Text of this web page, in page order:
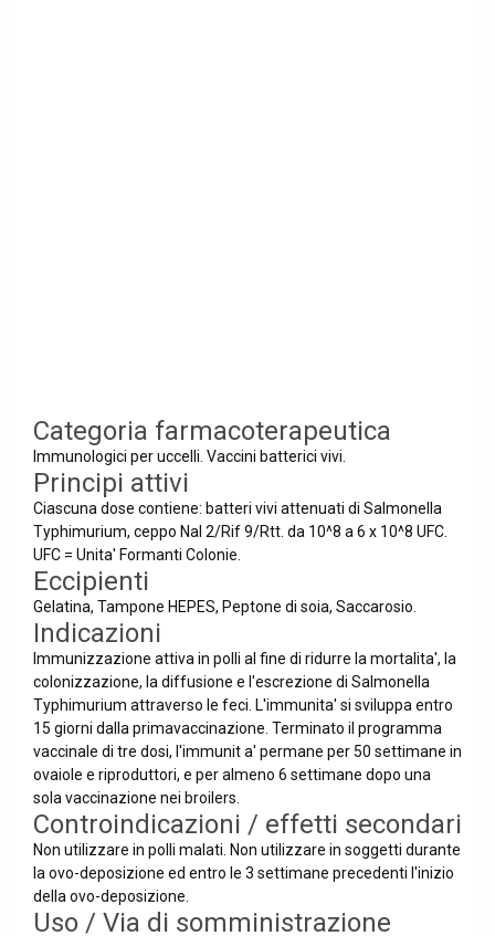
Categoria farmacoterapeutica
Immunologici per uccelli. Vaccini batterici vivi.
Principi attivi
Ciascuna dose contiene: batteri vivi attenuati di Salmonella
Typhimurium, ceppo Nal 2/Rif 9/Rtt. da 10^8 a 6 x 10^8 UFC.
UFC = Unita' Formanti Colonie.
Eccipienti
Gelatina, Tampone HEPES, Peptone di soia, Saccarosio.
Indicazioni
Immunizzazione attiva in polli al fine di ridurre la mortalita', la
colonizzazione, la diffusione e l'escrezione di Salmonella
Typhimurium attraverso le feci. L'immunita' si sviluppa entro
15 giorni dalla primavaccinazione. Terminato il programma
vaccinale di tre dosi, l'immunit a' permane per 50 settimane in
ovaiole e riproduttori, e per almeno 6 settimane dopo una
sola vaccinazione nei broilers.
Controindicazioni / effetti secondari
Non utilizzare in polli malati. Non utilizzare in soggetti durante
la ovo-deposizione ed entro le 3 settimane precedenti l'inizio
della ovo-deposizione.
Uso / Via di somministrazione